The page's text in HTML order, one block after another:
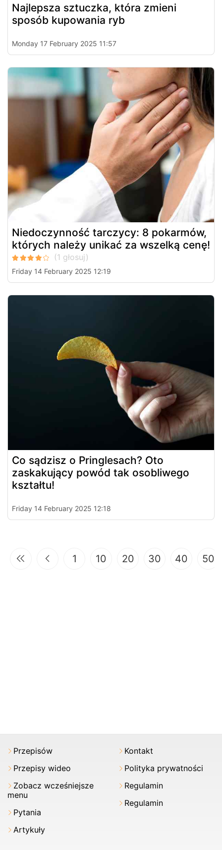
Najlepsza sztuczka, która zmieni
sposób kupowania ryb
Monday 17 February 2025 11:57
Niedoczynność tarczycy: 8 pokarmów,
których należy unikać za wszelką cenę!
Friday 14 February 2025 12:19
Co sądzisz o Pringlesach? Oto
zaskakujący powód tak osobliwego
kształtu!
Friday 14 February 2025 12:18
1 10 20 30 40 50
Przepisów
Przepisy wideo
Zobacz wcześniejsze
menu
Pytania
Artykuły
Kontakt
Polityka prywatności
Regulamin
Regulamin